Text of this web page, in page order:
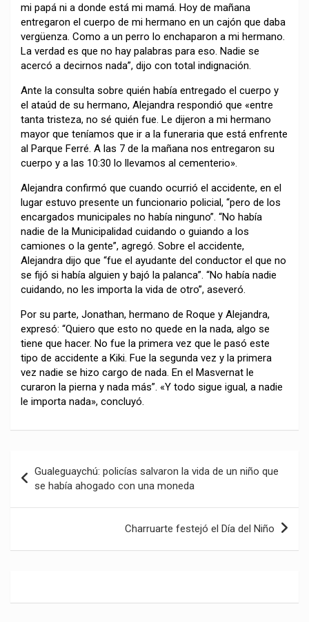
mi papá ni a donde está mi mamá. Hoy de mañana
entregaron el cuerpo de mi hermano en un cajón que daba
vergüenza. Como a un perro lo enchaparon a mi hermano.
La verdad es que no hay palabras para eso. Nadie se
acercó a decirnos nada”, dijo con total indignación.
Ante la consulta sobre quién había entregado el cuerpo y
el ataúd de su hermano, Alejandra respondió que «entre
tanta tristeza, no sé quién fue. Le dijeron a mi hermano
mayor que teníamos que ir a la funeraria que está enfrente
al Parque Ferré. A las 7 de la mañana nos entregaron su
cuerpo y a las 10:30 lo llevamos al cementerio».
Alejandra confirmó que cuando ocurrió el accidente, en el
lugar estuvo presente un funcionario policial, “pero de los
encargados municipales no había ninguno”. “No había
nadie de la Municipalidad cuidando o guiando a los
camiones o la gente”, agregó. Sobre el accidente,
Alejandra dijo que “fue el ayudante del conductor el que no
se fijó si había alguien y bajó la palanca”. “No había nadie
cuidando, no les importa la vida de otro”, aseveró.
Por su parte, Jonathan, hermano de Roque y Alejandra,
expresó: “Quiero que esto no quede en la nada, algo se
tiene que hacer. No fue la primera vez que le pasó este
tipo de accidente a Kiki. Fue la segunda vez y la primera
vez nadie se hizo cargo de nada. En el Masvernat le
curaron la pierna y nada más”. «Y todo sigue igual, a nadie
le importa nada», concluyó.
de
entradas
Gualeguaychú: policías salvaron la vida de un niño que
se había ahogado con una moneda
Charruarte festejó el Día del Niño